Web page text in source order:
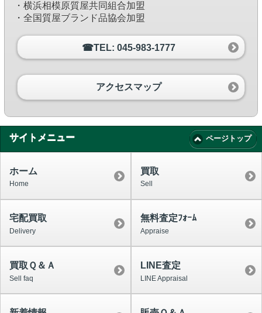
・横浜相模原質屋共同組合加盟
・全国質屋ブランド品協会加盟
☎TEL: 045-983-1777
アクセスマップ
サイトメニュー ページトップ
ホーム
Home
買取
Sell
宅配買取
Delivery
無料査定ﾌｫｰﾑ
Appraise
買取Ｑ＆Ａ
Sell faq
LINE査定
LINE Appraisal